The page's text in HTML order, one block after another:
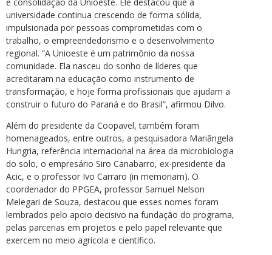
universidade continua crescendo de forma sólida,
impulsionada por pessoas comprometidas com o
trabalho, o empreendedorismo e o desenvolvimento
regional. “A Unioeste é um patrimônio da nossa
comunidade. Ela nasceu do sonho de líderes que
acreditaram na educação como instrumento de
transformação, e hoje forma profissionais que ajudam a
construir o futuro do Paraná e do Brasil”, afirmou Dilvo.
Além do presidente da Coopavel, também foram
homenageados, entre outros, a pesquisadora Mariângela
Hungria, referência internacional na área da microbiologia
do solo, o empresário Siro Canabarro, ex-presidente da
Acic, e o professor Ivo Carraro (in memoriam). O
coordenador do PPGEA, professor Samuel Nelson
Melegari de Souza, destacou que esses nomes foram
lembrados pelo apoio decisivo na fundação do programa,
pelas parcerias em projetos e pelo papel relevante que
exercem no meio agrícola e científico.